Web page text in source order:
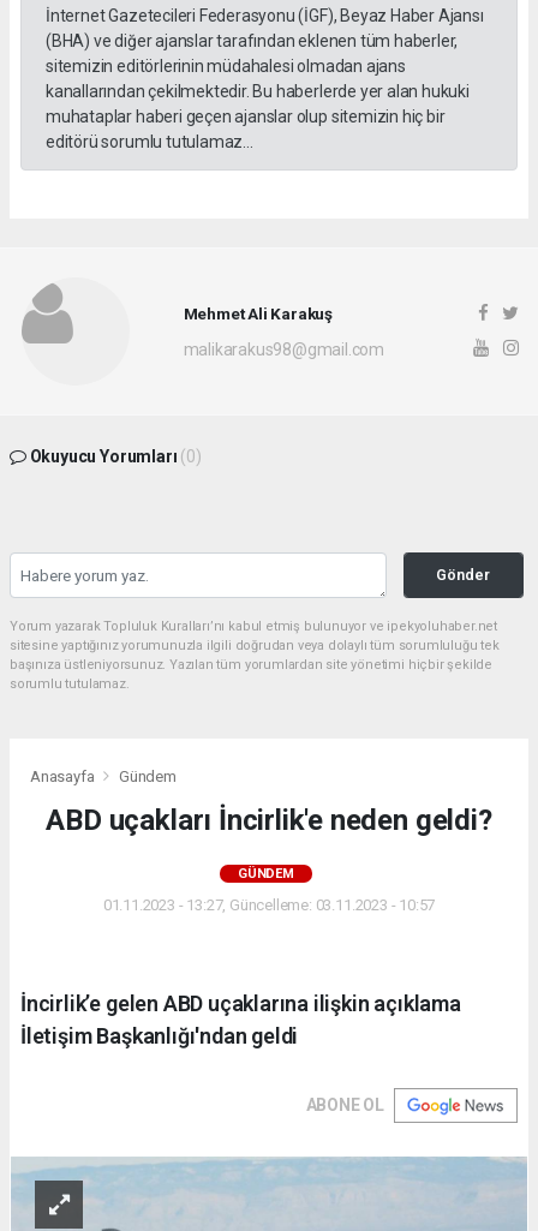
İnternet Gazetecileri Federasyonu (İGF), Beyaz Haber Ajansı
(BHA) ve diğer ajanslar tarafından eklenen tüm haberler,
sitemizin editörlerinin müdahalesi olmadan ajans
kanallarından çekilmektedir. Bu haberlerde yer alan hukuki
muhataplar haberi geçen ajanslar olup sitemizin hiç bir
editörü sorumlu tutulamaz...
Mehmet Ali Karakuş
malikarakus98@gmail.com
Okuyucu Yorumları (0)
Gönder
Yorum yazarak Topluluk Kuralları’nı kabul etmiş bulunuyor ve ipekyoluhaber.net
sitesine yaptığınız yorumunuzla ilgili doğrudan veya dolaylı tüm sorumluluğu tek
başınıza üstleniyorsunuz. Yazılan tüm yorumlardan site yönetimi hiçbir şekilde
sorumlu tutulamaz.
Anasayfa Gündem
ABD uçakları İncirlik'e neden geldi?
GÜNDEM
01.11.2023 - 13:27, Güncelleme: 03.11.2023 - 10:57
İncirlik’e gelen ABD uçaklarına ilişkin açıklama
İletişim Başkanlığı'ndan geldi
ABONE OL